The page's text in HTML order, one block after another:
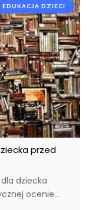
EDUKACJA DZIECI
przed
dziecka
ocenie…